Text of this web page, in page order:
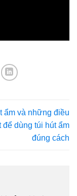
ẩm và những điều
để dùng túi hút ẩm
đúng cách